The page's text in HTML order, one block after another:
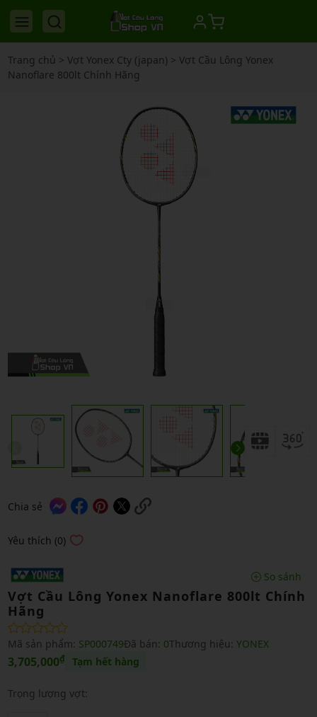
Trang chủ > Vợt Yonex Cty (japan) > Vợt Cầu Lông Yonex
Nanoflare 800lt Chính Hãng
Chia sẻ
Yêu thích (0)
So sánh
Vợt Cầu Lông Yonex Nanoflare 800lt Chính
Hãng
Mã sản phẩm: SP000749Đã bán: 0Thương hiệu: YONEX
3,705,000₫ Tạm hết hàng
Trọng lượng vợt: